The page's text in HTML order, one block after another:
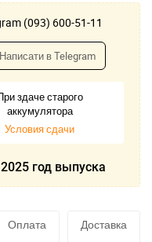
(093) 600-51-11
Написати в Telegram
здаче старого
аккумулятора
Условия сдачи
год выпуска
Оплата Доставка